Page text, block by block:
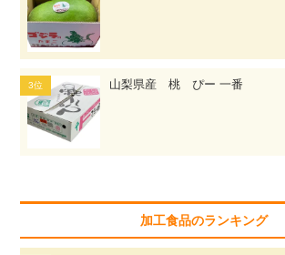
山梨県産 桃 ぴー 一番
加工食品のランキング